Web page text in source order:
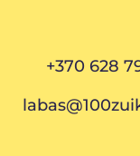
+370 628